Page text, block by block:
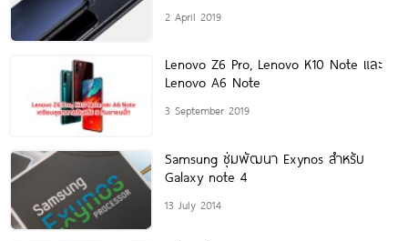
2 April 2019
Lenovo Z6 Pro, Lenovo K10 Note และ
Lenovo A6 Note
3 September 2019
Samsung ซุ่มพัฒนา Exynos สำหรับ
Galaxy note 4
13 July 2014